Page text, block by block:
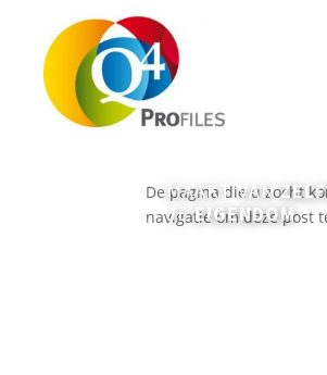
MAAKT VAN
JEEIGENDOM
De pagina die u zocht
navigatie om deze post